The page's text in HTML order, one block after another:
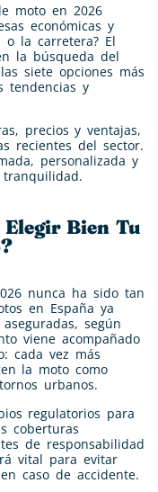
moto en 2026
económicas y
la carretera? El
la búsqueda del
siete opciones más
tendencias y
precios y ventajas,
recientes del sector.
personalizada y
Bien Tu
nunca ha sido tan
en España ya
según
viene acompañado
cada vez más
la moto como
urbanos.
regulatorios para
coberturas
de responsabilidad
vital para evitar
caso de accidente.